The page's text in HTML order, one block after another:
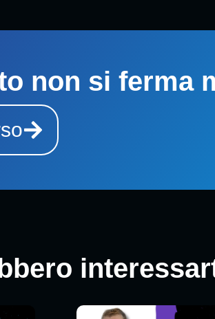
non si ferma